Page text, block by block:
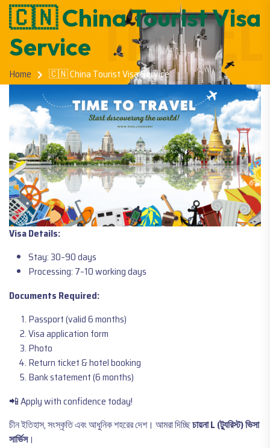
🇨🇳 China Tourist Visa
Service
Home 🇨🇳 China Tourist Visa Service
Visa Details:
Stay: 30–90 days
Processing: 7–10 working days
Documents Required:
Passport (valid 6 months)
Visa application form
Photo
Return ticket & hotel booking
Bank statement (6 months)
📲 Apply with confidence today!
চীন ইতিহাস, সংস্কৃতি এবং আধুনিক শহরের দেশ। আমরা দিচ্ছিচায়না L (ট্যুরিস্ট) ভিসা
সার্ভিস।